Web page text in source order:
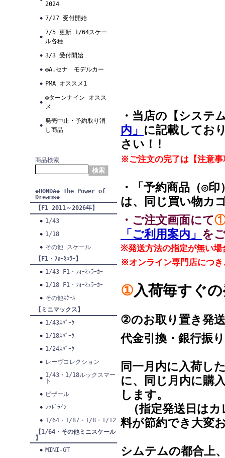
2024
7/27 受付開始
7/5 更新 1/64スケー
ル各種
3/3 受付開始
◎A.セナ モデルカー
PMA オススメ1
◎ターンナイン オスス
メ
発売中止・予約取り消
し商品
商品検索
◆HONDA◆ The Power of
Dreams◆
【F1 2011～2026年】
1/43
1/18
その他 スケール
【F1・ﾌｫｰﾐｭﾗｰ】
1/43 F1・ﾌｫｰﾐｭﾗｰｶｰ
1/18 F1・ﾌｫｰﾐｭﾗｰｶｰ
その他ｽｹｰﾙ
【ミニマックス】
1/43ｽﾊﾟｰｸ
1/18ｽﾊﾟｰｸ
1/24ｽﾊﾟｰｸ
レーヴコレクション
1/43・1/18ルックスマー
ト
ビザール
ﾚｯﾄﾞﾗｲﾝ
1/64・1/87・1/8・1/12
【1/64・その他ミニスケール
】
MINI-GT
・当店の【システ
内」 に記載してお
さい！!
※ご注文の完了は【注意
・「予約商品（◎
は、同じ買い物カ
・ご注文画面にて
「ご利用案内」 を
※発送方法の指定が無い場
※オンライン専門店につ
①入荷毎す
②のお取り置き発
代金引換・銀行振
同一月内に入荷し
に、同じ月内に購
します。
（指定発送日は
料が節約でき大変
シムテムの都合上